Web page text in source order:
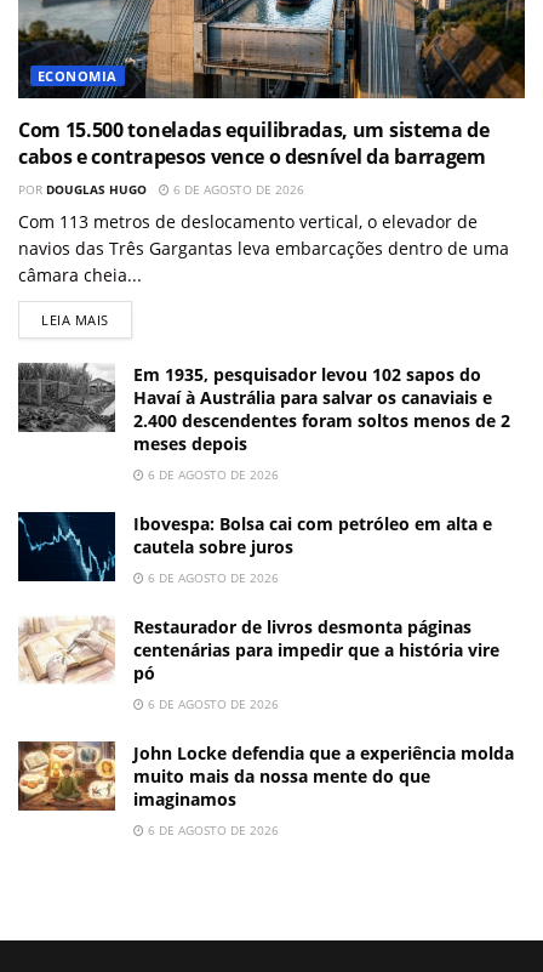
ECONOMIA
Com 15.500 toneladas equilibradas, um sistema de
cabos e contrapesos vence o desnível da barragem
POR DOUGLAS HUGO 6 DE AGOSTO DE 2026
Com 113 metros de deslocamento vertical, o elevador de
navios das Três Gargantas leva embarcações dentro de uma
câmara cheia...
LEIA MAIS
Em 1935, pesquisador levou 102 sapos do
Havaí à Austrália para salvar os canaviais e
2.400 descendentes foram soltos menos de 2
meses depois
6 DE AGOSTO DE 2026
Ibovespa: Bolsa cai com petróleo em alta e
cautela sobre juros
6 DE AGOSTO DE 2026
Restaurador de livros desmonta páginas
centenárias para impedir que a história vire
pó
6 DE AGOSTO DE 2026
John Locke defendia que a experiência molda
muito mais da nossa mente do que
imaginamos
6 DE AGOSTO DE 2026